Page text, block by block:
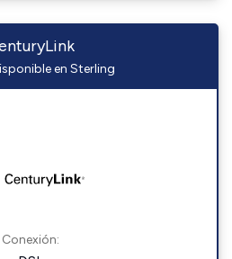
en Sterling
Conexión: